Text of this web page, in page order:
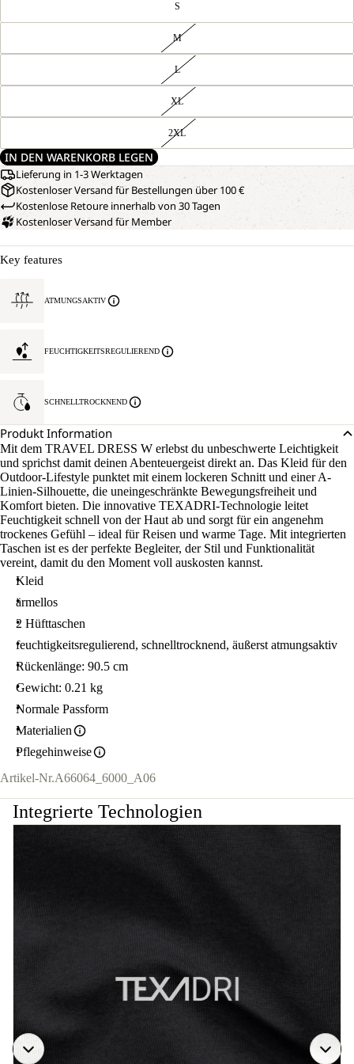
S
M
L
XL
2XL
IN DEN WARENKORB LEGEN
Lieferung in 1-3 Werktagen
Kostenloser Versand für Bestellungen über 100 €
Kostenlose Retoure innerhalb von 30 Tagen
Kostenloser Versand für Member
Key features
ATMUNGSAKTIV
FEUCHTIGKEITSREGULIEREND
SCHNELLTROCKNEND
Produkt Information
Mit dem TRAVEL DRESS W erlebst du unbeschwerte Leichtigkeit
und sprichst damit deinen Abenteuergeist direkt an. Das Kleid für den
Outdoor-Lifestyle punktet mit einem lockeren Schnitt und einer A-
Linien-Silhouette, die uneingeschränkte Bewegungsfreiheit und
Komfort bieten. Die innovative TEXADRI-Technologie leitet
Feuchtigkeit schnell von der Haut ab und sorgt für ein angenehm
trockenes Gefühl – ideal für Reisen und warme Tage. Mit integrierten
Taschen ist es der perfekte Begleiter, der Stil und Funktionalität
vereint, damit du den Moment voll auskosten kannst.
Kleid
ärmellos
2 Hüfttaschen
feuchtigkeitsregulierend, schnelltrocknend, äußerst atmungsaktiv
Rückenlänge: 90.5 cm
Gewicht: 0.21 kg
Normale Passform
Materialien
Pflegehinweise
Artikel-Nr.A66064_6000_A06
Integrierte Technologien